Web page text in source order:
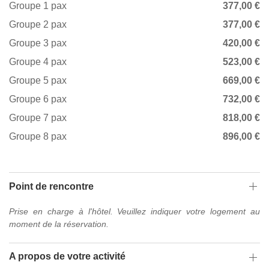
Groupe 1 pax
377,00 €
Groupe 2 pax
377,00 €
Groupe 3 pax
420,00 €
Groupe 4 pax
523,00 €
Groupe 5 pax
669,00 €
Groupe 6 pax
732,00 €
Groupe 7 pax
818,00 €
Groupe 8 pax
896,00 €
Point de rencontre
Prise en charge à l'hôtel. Veuillez indiquer votre logement au
moment de la réservation.
A propos de votre activité